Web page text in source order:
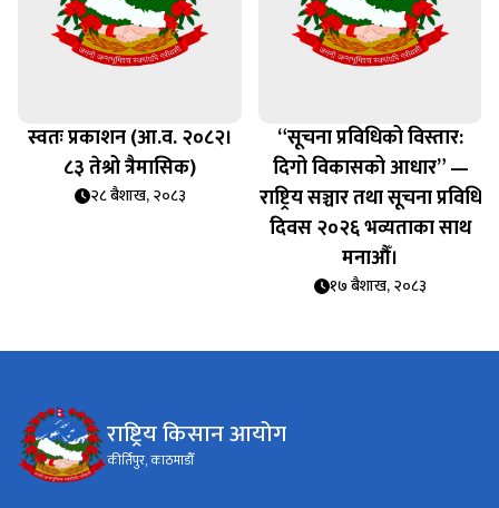
स्वतः प्रकाशन (आ.व. २०८२।
८३ तेश्रो त्रैमासिक)
२८ बैशाख, २०८३
“सूचना प्रविधिको विस्तार:
दिगो विकासको आधार” —
राष्ट्रिय सञ्चार तथा सूचना प्रविधि
दिवस २०२६ भव्यताका साथ
मनाऔँ।
१७ बैशाख, २०८३
राष्ट्रिय किसान आयोग
कीर्तिपुर, काठमाडौँ